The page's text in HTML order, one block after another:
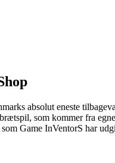
absolut eneste
som kommer fra
Game InVentorS har